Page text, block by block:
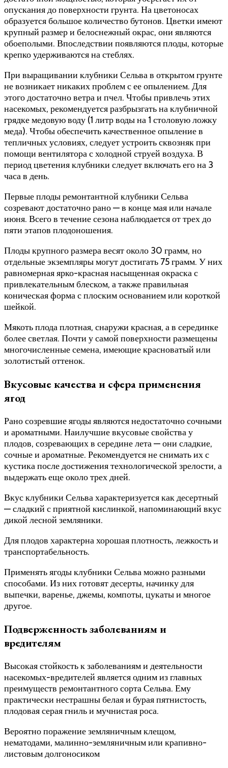
опускания до поверхности грунта. На цветоносах
образуется большое количество бутонов. Цветки имеют
крупный размер и белоснежный окрас, они являются
обоеполыми. Впоследствии появляются плоды, которые
крепко удерживаются на стеблях.
При выращивании клубники Сельва в открытом грунте
не возникает никаких проблем с ее опылением. Для
этого достаточно ветра и пчел. Чтобы привлечь этих
насекомых, рекомендуется разбрызгать на клубничной
грядке медовую воду (1 литр воды на 1 столовую ложку
меда). Чтобы обеспечить качественное опыление в
тепличных условиях, следует устроить сквозняк при
помощи вентилятора с холодной струей воздуха. В
период цветения клубники следует включать его на 3
часа в день.
Первые плоды ремонтантной клубники Сельва
созревают достаточно рано — в конце мая или начале
июня. Всего в течение сезона наблюдается от трех до
пяти этапов плодоношения.
Плоды крупного размера весят около 30 грамм, но
отдельные экземпляры могут достигать 75 грамм. У них
равномерная ярко-красная насыщенная окраска с
привлекательным блеском, а также правильная
коническая форма с плоским основанием или короткой
шейкой.
Мякоть плода плотная, снаружи красная, а в серединке
более светлая. Почти у самой поверхности размещены
многочисленные семена, имеющие красноватый или
золотистый оттенок.
Вкусовые качества и сфера применения
ягод
Рано созревшие ягоды являются недостаточно сочными
и ароматными. Наилучшие вкусовые свойства у
плодов, созревающих в середине лета — они сладкие,
сочные и ароматные. Рекомендуется не снимать их с
кустика после достижения технологической зрелости, а
выдержать еще около трех дней.
Вкус клубники Сельва характеризуется как десертный
— сладкий с приятной кислинкой, напоминающий вкус
дикой лесной земляники.
Для плодов характерна хорошая плотность, лежкость и
транспортабельность.
Применять ягоды клубники Сельва можно разными
способами. Из них готовят десерты, начинку для
выпечки, варенье, джемы, компоты, цукаты и многое
другое.
Подверженность заболеваниям и
вредителям
Высокая стойкость к заболеваниям и деятельности
насекомых-вредителей является одним из главных
преимуществ ремонтантного сорта Сельва. Ему
практически нестрашны белая и бурая пятнистость,
плодовая серая гниль и мучнистая роса.
Вероятно поражение земляничным клещом,
нематодами, малинно-земляничным или крапивно-
листовым долгоносиком